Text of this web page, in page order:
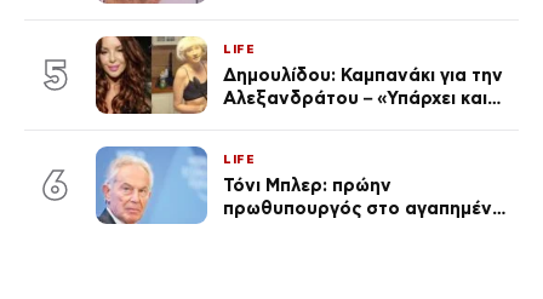
5
LIFE
Δημουλίδου: Καμπανάκι για την
Αλεξανδράτου – «Υπάρχει και
6
LIFE
Τόνι Μπλερ: πρώην
πρωθυπουργός στο αγαπημένο